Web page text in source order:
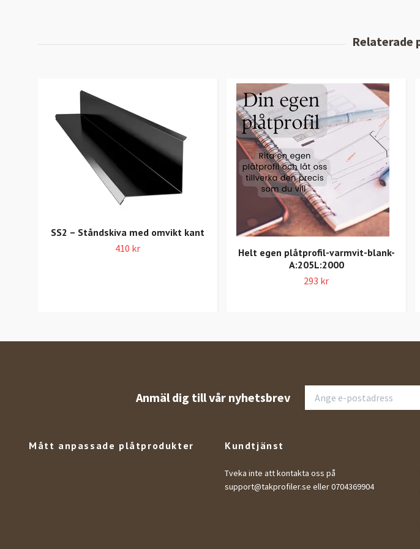
SS2 – Ståndskiva med omvikt kant
410 kr
Helt egen plåtprofil-varmvit-blank-
A:205L:2000
293 kr
Anmäl dig till vår nyhetsbrev
Mått anpassade plåtprodukter Kundtjänst
Tveka inte att kontakta oss på
support@takprofiler.se eller 0704369904